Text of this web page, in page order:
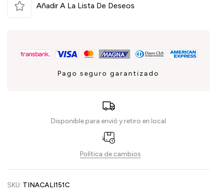
Añadir A La Lista De Deseos
Pago seguro garantizado
Disponible para envió y retiro en local
Política de cambios
SKU: TINACALI151C